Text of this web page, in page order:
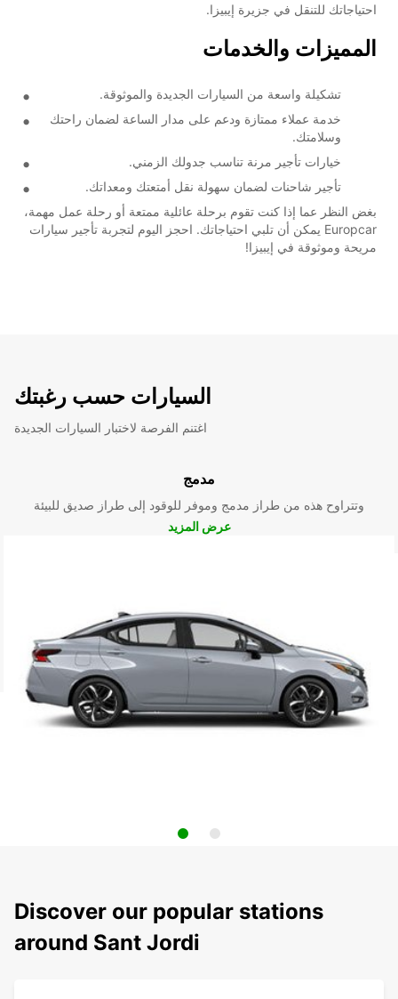
احتياجاتك للتنقل في جزيرة إيبيزا.
المميزات والخدمات
تشكيلة واسعة من السيارات الجديدة والموثوقة.
خدمة عملاء ممتازة ودعم على مدار الساعة لضمان راحتك
وسلامتك.
خيارات تأجير مرنة تناسب جدولك الزمني.
تأجير شاحنات لضمان سهولة نقل أمتعتك ومعداتك.
بغض النظر عما إذا كنت تقوم برحلة عائلية ممتعة أو رحلة عمل مهمة،
Europcar يمكن أن تلبي احتياجاتك. احجز اليوم لتجربة تأجير سيارات
مريحة وموثوقة في إيبيزا!
السيارات حسب رغبتك
اغتنم الفرصة لاختبار السيارات الجديدة
مدمج
وتتراوح هذه من طراز مدمج وموفر للوقود إلى طراز صديق للبيئة
عرض المزيد
Discover our popular stations
around Sant Jordi